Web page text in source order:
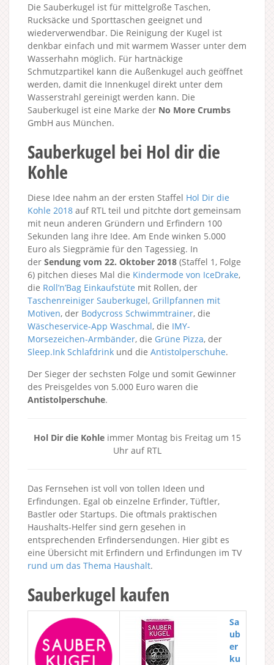
Die Sauberkugel ist für mittelgroße Taschen,
Rucksäcke und Sporttaschen geeignet und
wiederverwendbar. Die Reinigung der Kugel ist
denkbar einfach und mit warmem Wasser unter dem
Wasserhahn möglich. Für hartnäckige
Schmutzpartikel kann die Außenkugel auch geöffnet
werden, damit die Innenkugel direkt unter dem
Wasserstrahl gereinigt werden kann. Die
Sauberkugel ist eine Marke der No More Crumbs
GmbH aus München.
Sauberkugel bei Hol dir die
Kohle
Diese Idee nahm an der ersten Staffel Hol Dir die
Kohle 2018 auf RTL teil und pitchte dort gemeinsam
mit neun anderen Gründern und Erfindern 100
Sekunden lang ihre Idee. Am Ende winken 5.000
Euro als Siegprämie für den Tagessieg. In
der Sendung vom 22. Oktober 2018 (Staffel 1, Folge
6) pitchen dieses Mal die Kindermode von IceDrake,
die Roll’n’Bag Einkaufstüte mit Rollen, der
Taschenreiniger Sauberkugel, Grillpfannen mit
Motiven, der Bodycross Schwimmtrainer, die
Wäscheservice-App Waschmal, die IMY-
Morsezeichen-Armbänder, die Grüne Pizza, der
Sleep.Ink Schlafdrink und die Antistolperschuhe.
Der Sieger der sechsten Folge und somit Gewinner
des Preisgeldes von 5.000 Euro waren die
Antistolperschuhe.
Hol Dir die Kohleimmer Montag bis Freitag um 15
Uhr auf RTL
Das Fernsehen ist voll von tollen Ideen und
Erfindungen. Egal ob einzelne Erfinder, Tüftler,
Bastler oder Startups. Die oftmals praktischen
Haushalts-Helfer sind gern gesehen in
entsprechenden Erfindersendungen. Hier gibt es
eine Übersicht mit Erfindern und Erfindungen im TV
rund um das Thema Haushalt.
Sauberkugel kaufen
Sa
ub
er
ku